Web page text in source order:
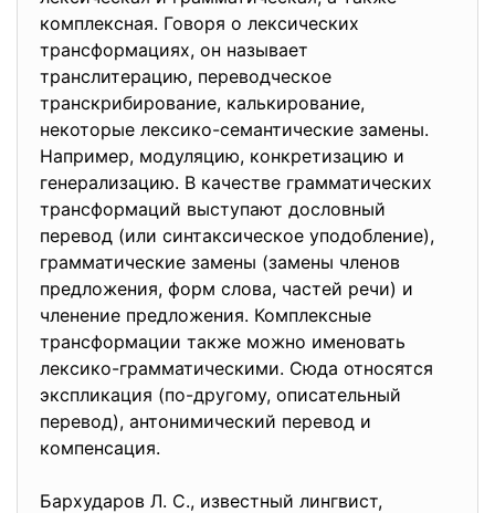
комплексная. Говоря о лексических
трансформациях, он называет
транслитерацию, переводческое
транскрибирование, калькирование,
некоторые лексико-семантические замены.
Например, модуляцию, конкретизацию и
генерализацию. В качестве грамматических
трансформаций выступают дословный
перевод (или синтаксическое уподобление),
грамматические замены (замены членов
предложения, форм слова, частей речи) и
членение предложения. Комплексные
трансформации также можно именовать
лексико-грамматическими. Сюда относятся
экспликация (по-другому, описательный
перевод), антонимический перевод и
компенсация.
Бархударов Л. С., известный лингвист,